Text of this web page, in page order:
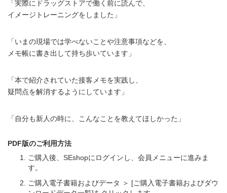
「実際にドラッグストアで働く前に読んで、
イメージトレーニングをしました」
「いまの現場では学べないことや注意事項などを、
メモ帳に書き出して持ち歩いています」
「本で紹介されていた接客メモを実践し、
疑問点を解消するようにしています」
「自分も新人の時に、こんなことを教えてほしかった」
PDF版のご利用方法
ご購入後、SEshopにログインし、会員メニューに進みま
す。
ご購入電子書籍およびデータ ＞ [ご購入電子書籍およびダウ